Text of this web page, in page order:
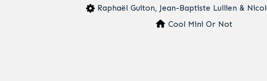
Raphaël Guiton, Jean-Baptiste Lullien &
Cool Mini Or Not